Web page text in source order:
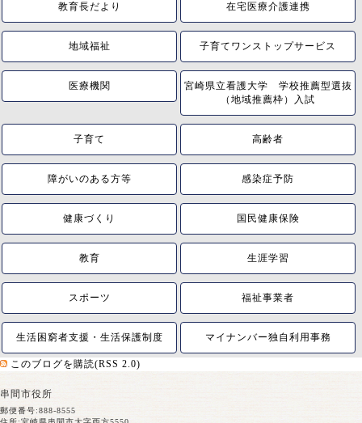
教育長だより 在宅医療介護連携
地域福祉 子育てワンストップサービス
医療機関
宮崎県立看護大学 学校推薦型選抜
（地域推薦枠）入試
子育て 高齢者
障がいのある方等 感染症予防
健康づくり 国民健康保険
教育 生涯学習
スポーツ 福祉事業者
生活困窮者支援・生活保護制度 マイナンバー独自利用事務
このブログを購読(RSS 2.0)
串間市役所
郵便番号:888-8555